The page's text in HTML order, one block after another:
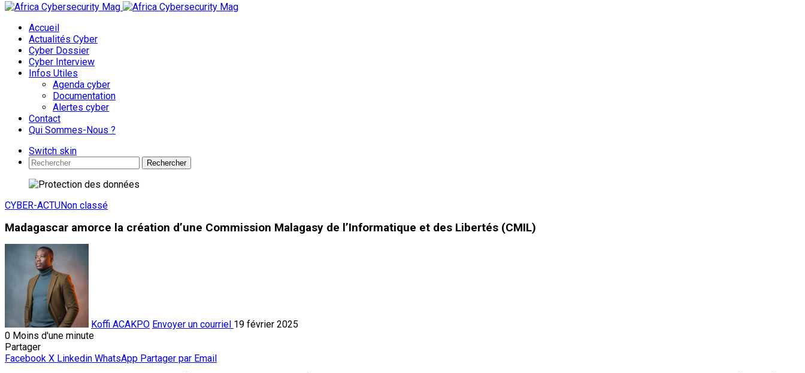
Accueil
Actualités Cyber
Cyber Dossier
Cyber Interview
Infos Utiles
Agenda cyber
Documentation
Alertes cyber
Contact
Qui Sommes-Nous ?
Switch skin
Rechercher
CYBER-ACTUNon classé
Madagascar amorce la création d’une Commission Malagasy de l’Informatique et des Libertés (CMIL)
Koffi ACAKPO Envoyer un courriel 19 février 2025
0 Moins d'une minute
Partager
Facebook X Linkedin WhatsApp Partager par Email